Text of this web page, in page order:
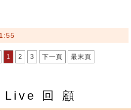
1 2 3 下一頁 最末頁
Live 回 顧